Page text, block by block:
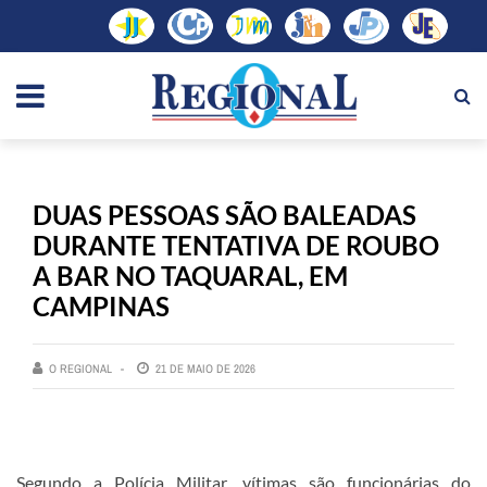
DUAS PESSOAS SÃO BALEADAS
DURANTE TENTATIVA DE ROUBO
A BAR NO TAQUARAL, EM
CAMPINAS
O REGIONAL 21 DE MAIO DE 2026
Segundo a Polícia Militar, vítimas são funcionárias do